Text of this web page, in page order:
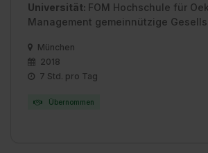
Universität: FOM Hochschule für
Management gemeinnützige
München
2018
7 Std. pro Tag
Übernommen